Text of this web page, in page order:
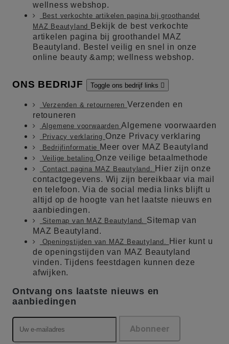
wellness webshop.
Best verkochte artikelen pagina bij groothandel
MAZ Beautyland
Bekijk de best verkochte
artikelen pagina bij groothandel MAZ
Beautyland. Bestel veilig en snel in onze
online beauty &amp; wellness webshop.
ONS BEDRIJF Toggle ons bedrijf links 
Verzenden & retourneren Verzenden en
retouneren
Algemene voorwaardenAlgemene voorwaarden
Privacy verklaring Onze Privacy verklaring
Bedrijfinformatie Meer over MAZ Beautyland
Veilige betaling Onze veilige betaalmethode
Contact pagina MAZ Beautyland. Hier zijn onze
contactgegevens. Wij zijn bereikbaar via mail
en telefoon. Via de social media links blijft u
altijd op de hoogte van het laatste nieuws en
aanbiedingen.
Sitemap van MAZ Beautyland. Sitemap van
MAZ Beautyland.
Openingstijden van MAZ Beautyland.
Hier kunt u
de openingstijden van MAZ Beautyland
vinden. Tijdens feestdagen kunnen deze
afwijken.
Ontvang ons laatste nieuws en
aanbiedingen